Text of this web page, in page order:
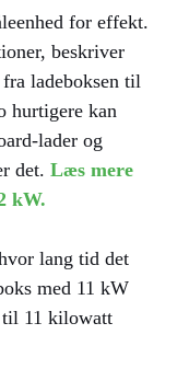
for effekt.
beskriver
ladeboksen til
hurtigere kan
lader og
det. Læs mere
kW.
lang tid det
med 11 kW
til 11 kilowatt